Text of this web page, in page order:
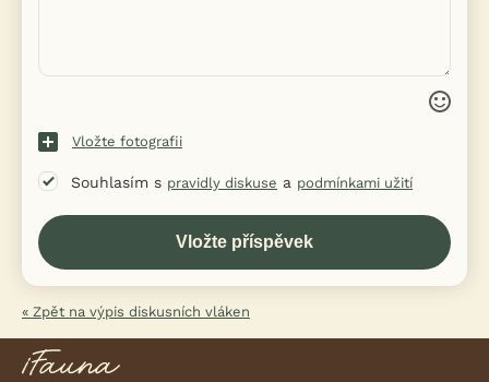
Vložte fotografii
Souhlasím s pravidly diskuse a podmínkami užití
« Zpět na výpis diskusních vláken